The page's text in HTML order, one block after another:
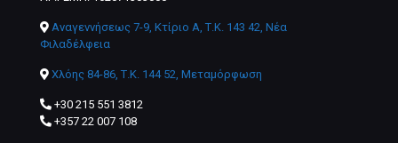
Αναγεννήσεως 7-9, Κτίριο Α, Τ.Κ. 143 42, Νέα
Φιλαδέλφεια
Χλόης 84-86, Τ.Κ. 144 52, Μεταμόρφωση
+30 215 551 3812
+357 22 007 108